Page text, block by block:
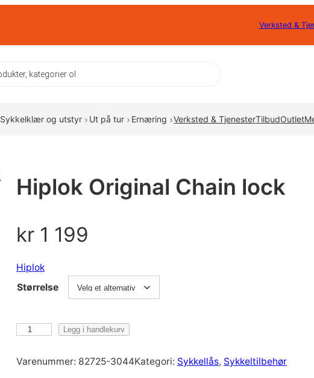
Verksted &
Sykkelklær og utstyr Ut på tur Ernæring Verksted & TjenesterTilbudOutlet
Hiplok Original Chain lock
kr 1 199
Hiplok
Størrelse
p
Legg i handlekurv
Varenummer: 82725-3044Kategori: Sykkellås, Sykkeltilbehør